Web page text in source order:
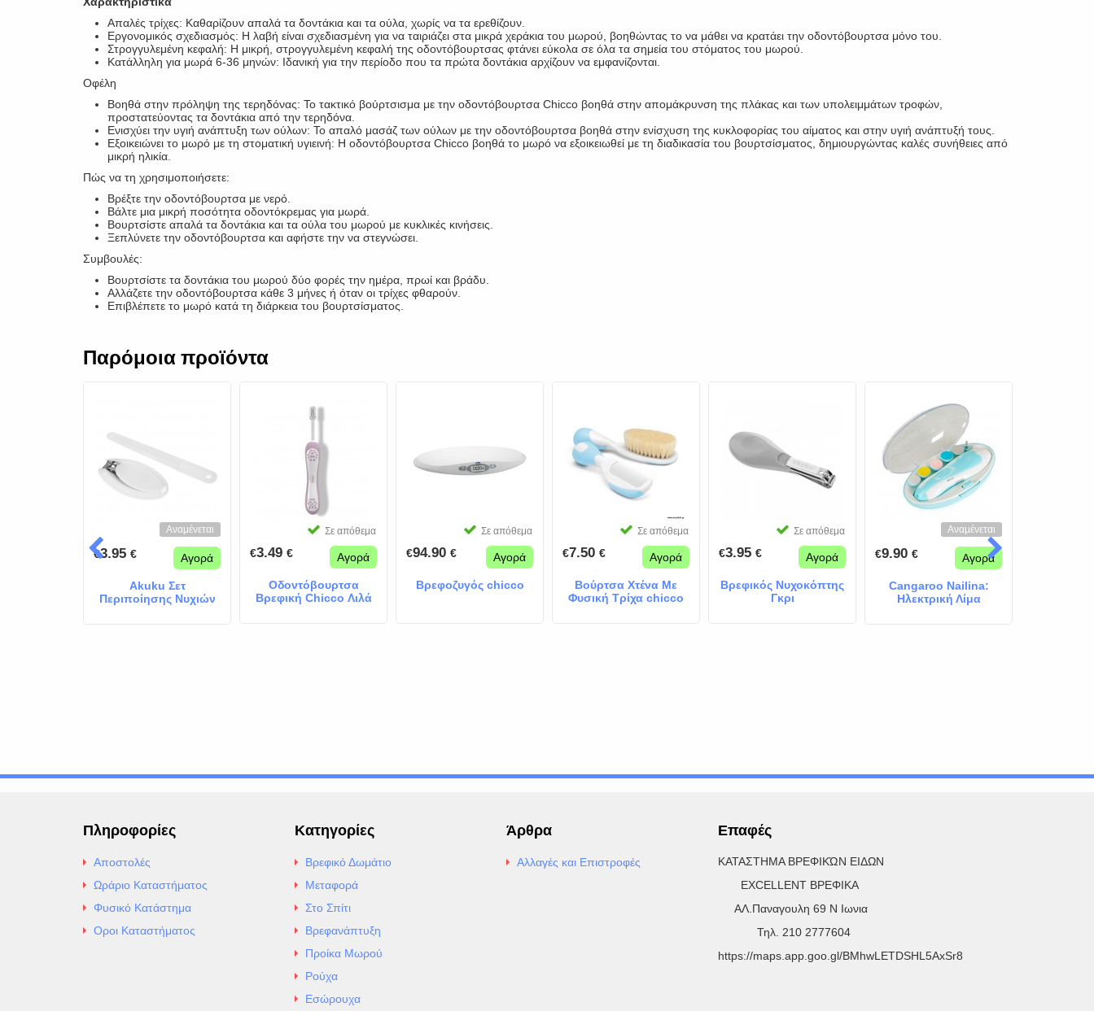
Απαλές τρίχες: Καθαρίζουν απαλά τα δοντάκια και τα ούλα, χωρίς να τα ερεθίζουν.
Εργονομικός σχεδιασμός: Η λαβή είναι σχεδιασμένη για να ταιριάζει στα μικρά χεράκια του μωρού, βοηθώντας το να μάθει να κρατάει την οδοντόβουρτσα μόνο του.
Στρογγυλεμένη κεφαλή: Η μικρή, στρογγυλεμένη κεφαλή της οδοντόβουρτσας φτάνει εύκολα σε όλα τα σημεία του στόματος του μωρού.
Κατάλληλη για μωρά 6-36 μηνών: Ιδανική για την περίοδο που τα πρώτα δοντάκια αρχίζουν να εμφανίζονται.
Οφέλη
Βοηθά στην πρόληψη της τερηδόνας: Το τακτικό βούρτσισμα με την οδοντόβουρτσα Chicco βοηθά στην απομάκρυνση της πλάκας και των υπολειμμάτων τροφών,
προστατεύοντας τα δοντάκια από την τερηδόνα.
Ενισχύει την υγιή ανάπτυξη των ούλων: Το απαλό μασάζ των ούλων με την οδοντόβουρτσα βοηθά στην ενίσχυση της κυκλοφορίας του αίματος και στην υγιή ανάπτυξή τους.
Εξοικειώνει το μωρό με τη στοματική υγιεινή: Η οδοντόβουρτσα Chicco βοηθά το μωρό να εξοικειωθεί με τη διαδικασία του βουρτσίσματος, δημιουργώντας καλές συνήθειες από
μικρή ηλικία.
Πώς να τη χρησιμοποιήσετε:
Βρέξτε την οδοντόβουρτσα με νερό.
Βάλτε μια μικρή ποσότητα οδοντόκρεμας για μωρά.
Βουρτσίστε απαλά τα δοντάκια και τα ούλα του μωρού με κυκλικές κινήσεις.
Ξεπλύνετε την οδοντόβουρτσα και αφήστε την να στεγνώσει.
Συμβουλές:
Βουρτσίστε τα δοντάκια του μωρού δύο φορές την ημέρα, πρωί και βράδυ.
Αλλάζετε την οδοντόβουρτσα κάθε 3 μήνες ή όταν οι τρίχες φθαρούν.
Επιβλέπετε το μωρό κατά τη διάρκεια του βουρτσίσματος.
Παρόμοια προϊόντα
Αναμένεται
€3.95 € Αγορά
Akuku Σετ
Περιποίησης Νυχιών
Σε απόθεμα
€3.49 € Αγορά
Οδοντόβουρτσα
Βρεφική Chicco Λιλά
Σε απόθεμα
€94.90 € Αγορά
Βρεφοζυγός chicco
Σε απόθεμα
€7.50 € Αγορά
Βούρτσα Χτένα Με
Φυσική Τρίχα chicco
Σε απόθεμα
€3.95 € Αγορά
Βρεφικός Νυχοκόπτης
Γκρι
Αναμένεται
€9.90 € Αγορά
Cangaroo Nailina:
Ηλεκτρική Λίμα
Πληροφορίες
Αποστολές
Ωράριο Καταστήματος
Φυσικό Κατάστημα
Οροι Καταστήματος
Κατηγορίες
Βρεφικό Δωμάτιο
Μεταφορά
Στο Σπίτι
Βρεφανάπτυξη
Προίκα Μωρού
Ρούχα
Εσώρουχα
Άρθρα
Αλλαγές και Επιστροφές
Επαφές
ΚΑΤΑΣΤΗΜΑ ΒΡΕΦΙΚΏΝ ΕΙΔΩΝ
EXCELLENT ΒΡΕΦΙΚΑ
ΑΛ.Παναγουλη 69 Ν Ιωνια
Τηλ. 210 2777604
https://maps.app.goo.gl/BMhwLETDSHL5AxSr8